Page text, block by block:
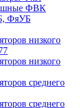
ФВК
ФяУБ
низкого
низкого
среднего
среднего